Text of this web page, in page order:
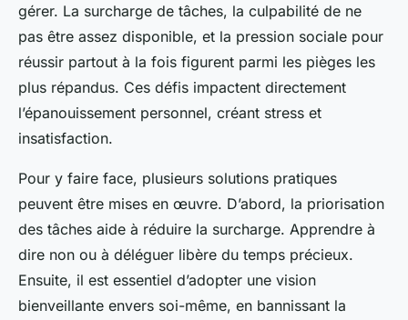
gérer. La surcharge de tâches, la culpabilité de ne
pas être assez disponible, et la pression sociale pour
réussir partout à la fois figurent parmi les pièges les
plus répandus. Ces défis impactent directement
l’épanouissement personnel, créant stress et
insatisfaction.
Pour y faire face, plusieurs solutions pratiques
peuvent être mises en œuvre. D’abord, la priorisation
des tâches aide à réduire la surcharge. Apprendre à
dire non ou à déléguer libère du temps précieux.
Ensuite, il est essentiel d’adopter une vision
bienveillante envers soi-même, en bannissant la